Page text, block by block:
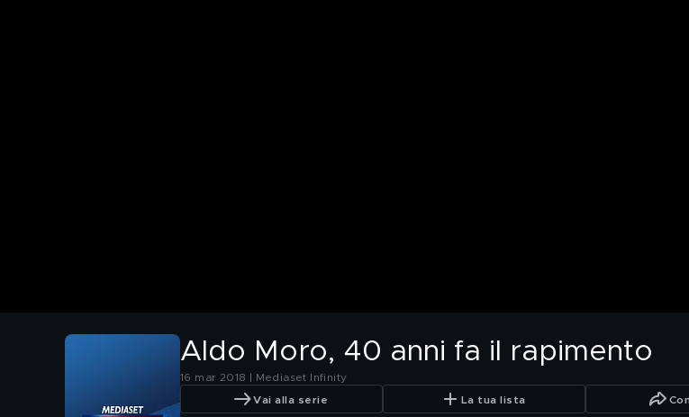
Aldo Moro, 40 anni fa il rapimento
16 mar 2018 | Mediaset Infinity
Vai alla serie La tua lista